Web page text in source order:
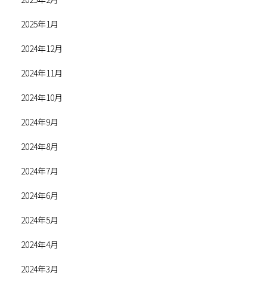
2025年1月
2024年12月
2024年11月
2024年10月
2024年9月
2024年8月
2024年7月
2024年6月
2024年5月
2024年4月
2024年3月